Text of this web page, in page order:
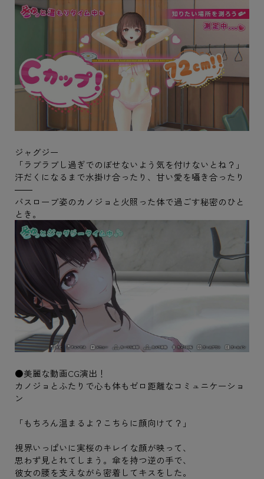
ジャグジー
「ラブラブし過ぎでのぼせないよう気を付けないとね？」
汗だくになるまで水掛け合ったり、甘い愛を囁き合ったり
――
バスローブ姿のカノジョと火照った体で過ごす秘密のひと
とき。
●美麗な動画CG演出！
カノジョとふたりで心も体もゼロ距離なコミュニケーショ
ン
「もちろん温まるよ？こちらに顔向けて？」
視界いっぱいに実桜のキレイな顔が映って、
思わず見とれてしまう。傘を持つ逆の手で、
彼女の腰を支えながら密着してキスをした。